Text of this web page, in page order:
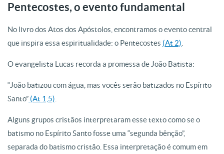
Pentecostes, o evento fundamental
No livro dos Atos dos Apóstolos, encontramos o evento central
que inspira essa espiritualidade: o Pentecostes (At 2)
O evangelista Lucas recorda a promessa de João Batista:
“João batizou com água, mas vocês serão batizados no Espírito
Santo” (At 1,5)
Alguns grupos cristãos interpretaram esse texto como se o
batismo no Espírito Santo fosse uma “segunda bênção”,
separada do batismo cristão. Essa interpretação é comum em